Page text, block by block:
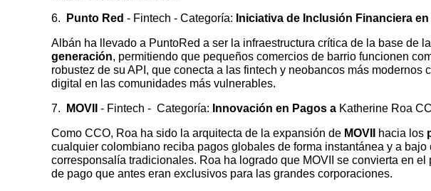
6. Punto Red - Fintech - Categoría: Iniciativa de Inclusión Financiera
Albán ha llevado a PuntoRed a ser la infraestructura crítica de la base de
generación, permitiendo que pequeños comercios de barrio funcionen
robustez de su API, que conecta a las fintech y neobancos más
digital en las comunidades más vulnerables.
7. MOVII - Fintech - Categoría: Innovación en Pagos a Katherine Roa
Como CCO, Roa ha sido la arquitecta de la expansión de MOVII hacia los
cualquier colombiano reciba pagos globales de forma instantánea y a
corresponsalía tradicionales. Roa ha logrado que MOVII se convierta en
de pago que antes eran exclusivos para las grandes corporaciones.